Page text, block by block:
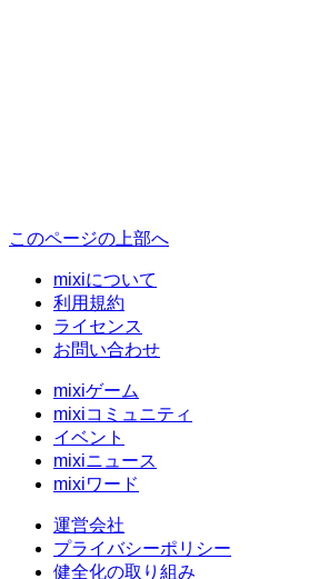
このページの上部へ
mixiについて
利用規約
ライセンス
お問い合わせ
mixiゲーム
mixiコミュニティ
イベント
mixiニュース
mixiワード
運営会社
プライバシーポリシー
健全化の取り組み